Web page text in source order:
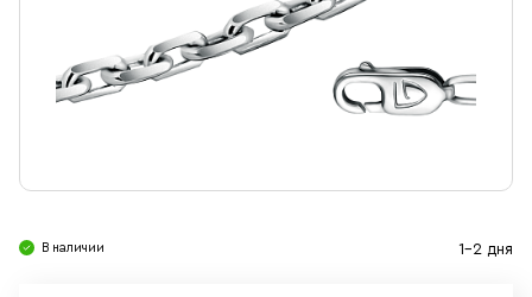
Ювелирные изделия
В наличии 1-2 дня